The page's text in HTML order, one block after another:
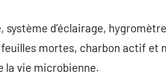
d’éclairage,
mortes, charbon actif et
vie microbienne.